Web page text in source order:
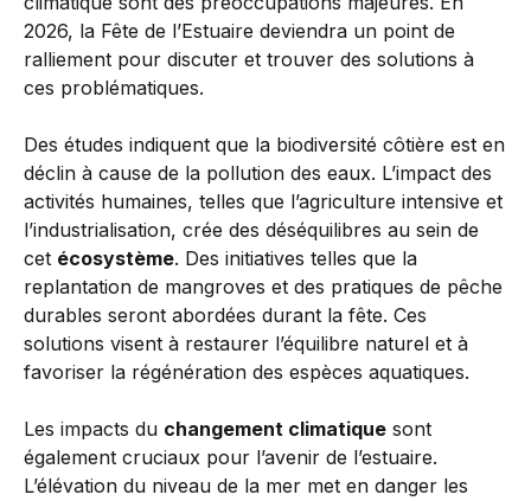
2026, la Fête de l’Estuaire deviendra un point de
ralliement pour discuter et trouver des solutions à
ces problématiques.
Des études indiquent que la biodiversité côtière est en
déclin à cause de la pollution des eaux. L’impact des
activités humaines, telles que l’agriculture intensive et
l’industrialisation, crée des déséquilibres au sein de
cet écosystème. Des initiatives telles que la
replantation de mangroves et des pratiques de pêche
durables seront abordées durant la fête. Ces
solutions visent à restaurer l’équilibre naturel et à
favoriser la régénération des espèces aquatiques.
Les impacts du changement climatique sont
également cruciaux pour l’avenir de l’estuaire.
L’élévation du niveau de la mer met en danger les